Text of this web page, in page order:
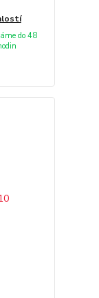
do 48